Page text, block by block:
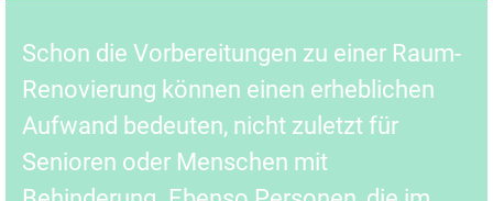
Schon die Vorbereitungen zu einer Raum-
Renovierung können einen erheblichen
Aufwand bedeuten, nicht zuletzt für
Senioren oder Menschen mit